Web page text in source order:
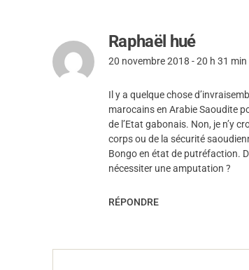
Raphaël hué
20 novembre 2018 - 20 h 31 min
Il y a quelque chose
marocains en Arabie Saoudite
de l’Etat gabonais. Non, je n’y
corps ou de la sécurité
Bongo en état de putréfaction.
nécessiter une amputation ?
RÉPONDRE